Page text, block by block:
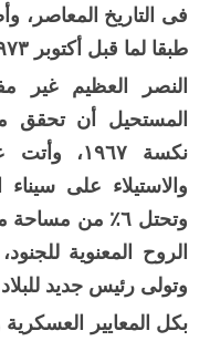
فى التاريخ المعاصر،
طبقا لما قبل أكتوبر ١٩٧٣ وبعد نصر أكتوبر المجيد.
النصر العظيم غير
المستحيل أن تحقق
وتحتل ٦٪ من
الروح المعنوية
وتولى رئيس جديد
بكل المعايير العسكرية